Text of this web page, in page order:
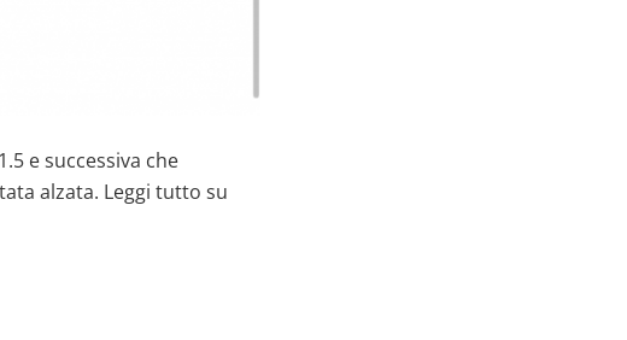
e successiva che
alzata. Leggi tutto su